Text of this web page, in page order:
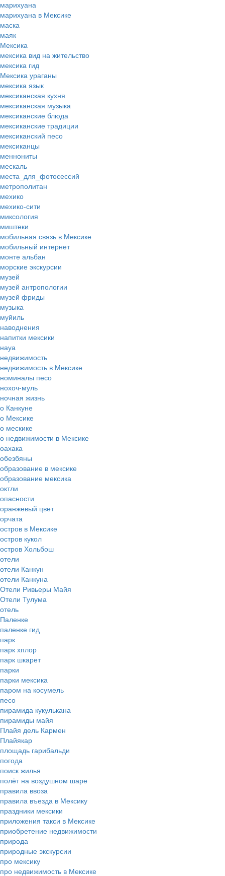
марихуана
марихуана в Мексике
маска
маяк
Мексика
мексика вид на жительство
мексика гид
Мексика ураганы
мексика язык
мексиканская кухня
мексиканская музыка
мексиканские блюда
мексиканские традиции
мексиканский песо
мексиканцы
меннониты
мескаль
места_для_фотосессий
метрополитан
мехико
мехико-сити
миксология
миштеки
мобильная связь в Мексике
мобильный интернет
монте альбан
морские экскурсии
музей
музей антропологии
музей фриды
музыка
муйиль
наводнения
напитки мексики
науа
недвижимость
недвижимость в Мексике
номиналы песо
нохоч-муль
ночная жизнь
о Канкуне
о Мексике
о мескике
о недвижимости в Мексике
оахака
обезбяны
образование в мексике
образование мексика
октли
опасности
оранжевый цвет
орчата
остров в Мексике
остров кукол
остров Хольбош
отели
отели Канкун
отели Канкуна
Отели Ривьеры Майя
Отели Тулума
отель
Паленке
паленке гид
парк
парк хплор
парк шкарет
парки
парки мексика
паром на косумель
песо
пирамида кукулькана
пирамиды майя
Плайя дель Кармен
Плайякар
площадь гарибальди
погода
поиск жилья
полёт на воздушном шаре
правила ввоза
правила въезда в Мексику
праздники мексики
приложения такси в Мексике
приобретение недвижимости
природа
природные экскурсии
про мексику
про недвижимость в Мексике